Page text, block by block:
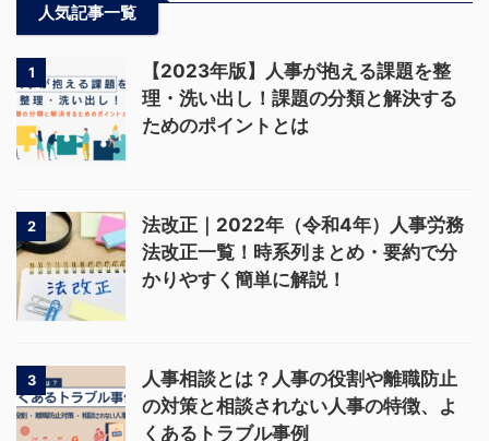
人気記事一覧
1
【2023年版】人事が抱える課題を整
理・洗い出し！課題の分類と解決する
ためのポイントとは
2
法改正｜2022年（令和4年）人事労務
法改正一覧！時系列まとめ・要約で分
かりやすく簡単に解説！
3
人事相談とは？人事の役割や離職防止
の対策と相談されない人事の特徴、よ
くあるトラブル事例